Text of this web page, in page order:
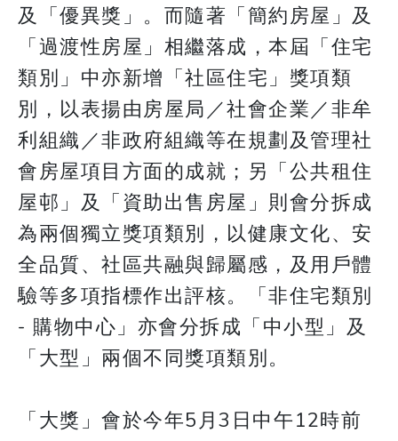
及「優異獎」。而隨著「簡約房屋」及
「過渡性房屋」相繼落成，本屆「住宅
類別」中亦新增「社區住宅」獎項類
別，以表揚由房屋局／社會企業／非牟
利組織／非政府組織等在規劃及管理社
會房屋項目方面的成就；另「公共租住
屋邨」及「資助出售房屋」則會分拆成
為兩個獨立獎項類別，以健康文化、安
全品質、社區共融與歸屬感，及用戶體
驗等多項指標作出評核。「非住宅類別
- 購物中心」亦會分拆成「中小型」及
「大型」兩個不同獎項類別。
「大獎」會於今年5月3日中午12時前